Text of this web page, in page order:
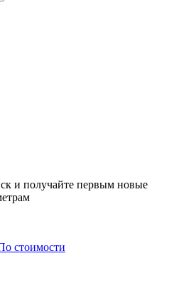
и получайте первым новые
стоимости